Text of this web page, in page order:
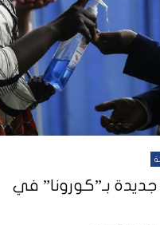
شاهد
واحد.. كيف
في حرب
تصدر
ديون
شاهد
واحد.. كيف
في حرب
هجمات
على
جديدة بـ”كورونا” في